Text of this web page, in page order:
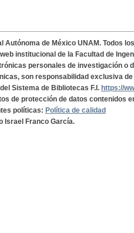
Autónoma de México UNAM. Todos
institucional de la Facultad de
personales de investigación o
son responsabilidad exclusiva
Sistema de Bibliotecas F.I. https://
de protección de datos contenidos
políticas: Política de calidad
Israel Franco García.